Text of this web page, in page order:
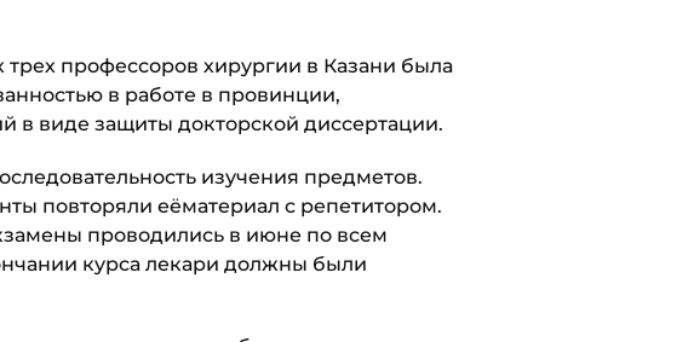
трех профессоров хирургии в Казани была
в работе в провинции,
в виде защиты докторской диссертации.
изучения предметов.
повторяли еёматериал с репетитором.
проводились в июне по всем
курса лекари должны были